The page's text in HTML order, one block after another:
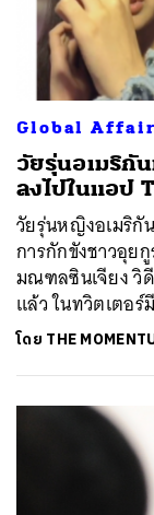
Global
วัยรุ่นอเมริกั
ลงไปในแอป
วัยรุ่นหญิงอเมริกั
การกักขังชาวอุย
มณฑลซินเจียง วิดี
แล้ว ในทวิตเตอ
โดย THE